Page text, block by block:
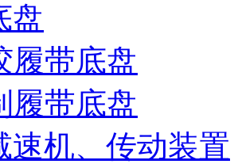
盘
履带底盘
履带底盘
速机、传动装置